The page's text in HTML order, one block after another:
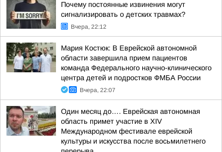
Почему постоянные извинения могут
сигнализировать о детских травмах?
Вчера, 22:12
Мария Костюк: В Еврейской автономной
области завершила прием пациентов
команда Федерального научно-клинического
центра детей и подростков ФМБА России
Вчера, 22:07
Один месяц до…. Еврейская автономная
область примет участие в XIV
Международном фестивале еврейской
культуры и искусства после восьмилетнего